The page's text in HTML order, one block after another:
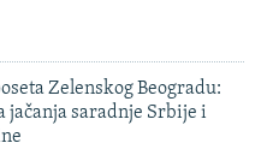
Zelenskog Beogradu:
jačanja saradnje Srbije i